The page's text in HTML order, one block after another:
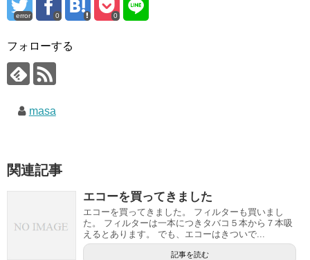
error 0 0
フォローする
masa
関連記事
エコーを買ってきました
エコーを買ってきました。 フィルターも買いまし
た。 フィルターは一本につきタバコ５本から７本吸
えるとあります。 でも、エコーはきついで...
記事を読む